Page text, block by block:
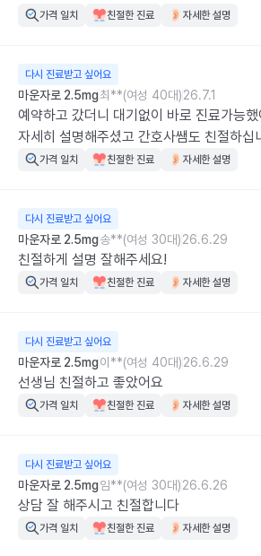
가격 일치 친절한 진료 자세한 설명
다시 진료받고 싶어요
마운자로 2.5mg최**(여성 40대)26.7.1
예약하고 갔더니 대기없이 바로 진료가능
자세히 설명해주셨고 간호사쌤도 친절하십
가격 일치 친절한 진료 자세한 설명
다시 진료받고 싶어요
마운자로 2.5mg송**(여성 30대)26.6.29
친절하게 설명 잘해주세요!
가격 일치 친절한 진료 자세한 설명
다시 진료받고 싶어요
마운자로 2.5mg이**(여성 40대)26.6.29
선생님 친절하고 좋았어요
가격 일치 친절한 진료 자세한 설명
다시 진료받고 싶어요
마운자로 2.5mg임**(여성 30대)26.6.26
상담 잘 해주시고 친절합니다
가격 일치 친절한 진료 자세한 설명